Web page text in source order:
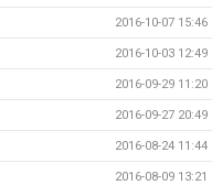
2016-10-07 15:46
2016-10-03 12:49
2016-09-29 11:20
2016-09-27 20:49
2016-08-24 11:44
2016-08-09 13:21